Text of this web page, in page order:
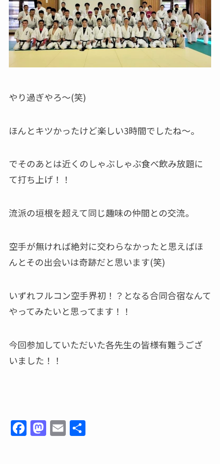
やり過ぎやろ～(笑)
ほんとキツかったけど楽しい3時間でしたね～。
でそのあとは近くのしゃぶしゃぶ食べ飲み放題に
て打ち上げ！！
流派の垣根を超えて同じ趣味の仲間との交流。
空手が無ければ絶対に交わらなかったと思えばほ
んとその出会いは奇跡だと思います(笑)
いずれフルコン空手界初！？となる合同合宿なんて
やってみたいと思ってます！！
今回参加していただいた各先生の皆様有難うござ
いました！！
F
a
M
a
E
m
共